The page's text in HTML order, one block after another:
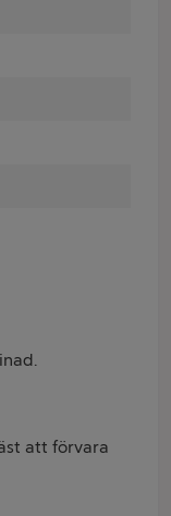
att förvara